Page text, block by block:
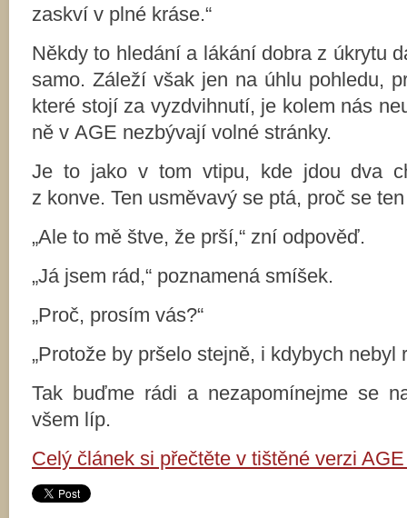
zaskví v plné kráse.“
Někdy to hledání a lákání dobra z úkrytu
samo. Záleží však jen na úhlu pohledu,
které stojí za vyzdvihnutí, je kolem nás
ně v AGE nezbývají volné stránky.
Je to jako v tom vtipu, kde jdou dva
z konve. Ten usměvavý se ptá, proč se
„Ale to mě štve, že prší,“ zní odpověď.
„Já jsem rád,“ poznamená smíšek.
„Proč, prosím vás?“
„Protože by pršelo stejně, i kdybych nebyl
Tak buďme rádi a nezapomínejme se
všem líp.
Celý článek si přečtěte v tištěné verzi